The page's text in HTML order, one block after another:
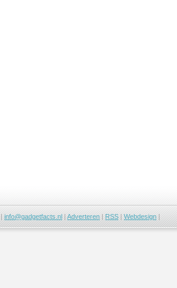
|info@gadgetfacts.nl|Adverteren|RSS|Webdesign|